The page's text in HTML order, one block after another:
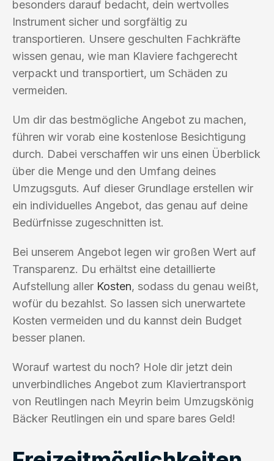
besonders darauf bedacht, dein wertvolles
Instrument sicher und sorgfältig zu
transportieren. Unsere geschulten Fachkräfte
wissen genau, wie man Klaviere fachgerecht
verpackt und transportiert, um Schäden zu
vermeiden.
Um dir das bestmögliche Angebot zu machen,
führen wir vorab eine kostenlose Besichtigung
durch. Dabei verschaffen wir uns einen Überblick
über die Menge und den Umfang deines
Umzugsguts. Auf dieser Grundlage erstellen wir
ein individuelles Angebot, das genau auf deine
Bedürfnisse zugeschnitten ist.
Bei unserem Angebot legen wir großen Wert auf
Transparenz. Du erhältst eine detaillierte
Aufstellung aller Kosten, sodass du genau weißt,
wofür du bezahlst. So lassen sich unerwartete
Kosten vermeiden und du kannst dein Budget
besser planen.
Worauf wartest du noch? Hole dir jetzt dein
unverbindliches Angebot zum Klaviertransport
von Reutlingen nach Meyrin beim Umzugskönig
Bäcker Reutlingen ein und spare bares Geld!